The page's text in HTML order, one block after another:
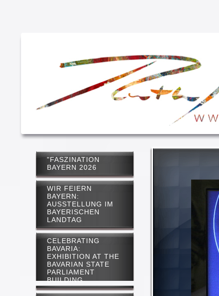
"FASZINATION
BAYERN 2026
WIR FEIERN
BAYERN:
AUSSTELLUNG IM
BAYERISCHEN
LANDTAG
CELEBRATING
BAVARIA:
EXHIBITION AT THE
BAVARIAN STATE
PARLIAMENT
BUILDING